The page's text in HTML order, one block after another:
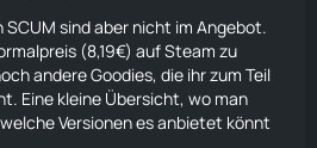
SCUM sind aber nicht im Angebot.
(8,19€) auf Steam zu
andere Goodies, die ihr zum Teil
Eine kleine Übersicht, wo man
Versionen es anbietet könnt